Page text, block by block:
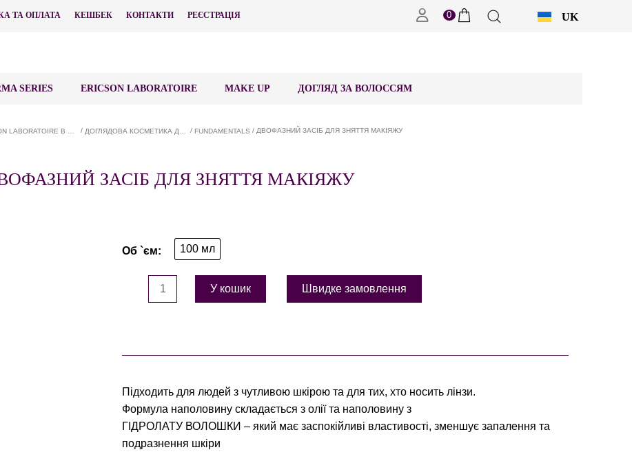
ТА ОПЛАТА КЕШБЕК КОНТАКТИ РЕЄСТРАЦІЯ 0 UK
RU
SERIES ERICSON LABORATOIRE MAKE UP ДОГЛЯД ЗА ВОЛОССЯМ
/ / FUNDAMENTALS / ДВОФАЗНИЙ ЗАСІБ ДЛЯ ЗНЯТТЯ МАКІЯЖУ
ЗАСІБ ДЛЯ ЗНЯТТЯ МАКІЯЖУ
100 мл
У кошик Швидке замовлення
Підходить для людей з чутливою шкірою та для тих, хто носить лінзи.
Формула наполовину складається з олії та наполовину з
ГІДРОЛАТУ ВОЛОШКИ – який має заспокійливі властивості, зменшує запалення та
подразнення шкіри